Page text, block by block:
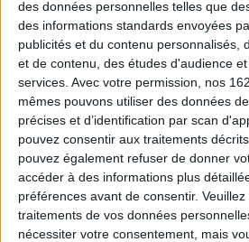
des données personnelles telles que
des informations standards envoyées
publicités et du contenu personnalisés,
et de contenu, des études d'audience
services. Avec votre permission, nos
mêmes pouvons utiliser des données
précises et d’identification par scan
pouvez consentir aux traitements
pouvez également refuser de donner
accéder à des informations plus
préférences avant de consentir.
traitements de vos données
nécessiter votre consentement, mais
Oulala ! :
Auteur :Valérie Vermurie
Éditeur :Le Français
Manuel destiné aux
langue étrangère.
activités
thématiques
chaque chapitre
d'un thème lexical.
prononciation ou de
grammaticaux,